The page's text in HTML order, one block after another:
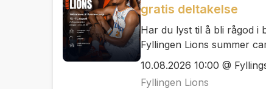
gratis deltakelse
Har du lyst til å bli rågod i
Fyllingen Lions summer
10.08.2026 10:00 @
Fyllingen Lions